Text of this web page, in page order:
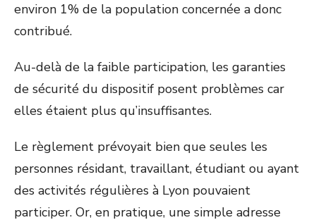
environ 1% de la population concernée a donc
contribué.
Au-delà de la faible participation, les garanties
de sécurité du dispositif posent problèmes car
elles étaient plus qu’insuffisantes.
Le règlement prévoyait bien que seules les
personnes résidant, travaillant, étudiant ou ayant
des activités régulières à Lyon pouvaient
participer. Or, en pratique, une simple adresse